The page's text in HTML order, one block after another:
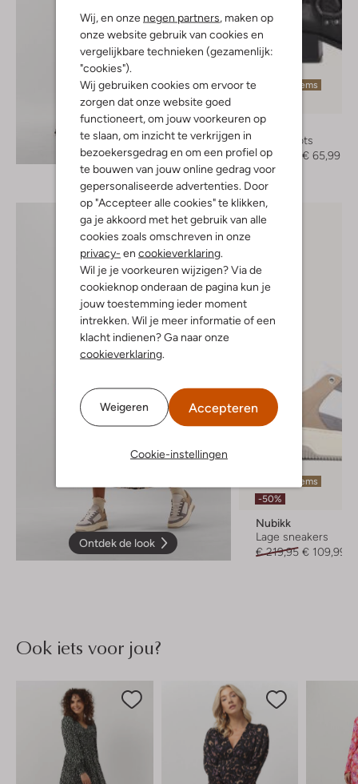
Wij, en onze negen partners , maken op
onze website gebruik van cookies en
vergelijkbare technieken (gezamenlijk:
"cookies").
Wij gebruiken cookies om ervoor te
zorgen dat onze website goed
functioneert, om jouw voorkeuren op
te slaan, om inzicht te verkrijgen in
bezoekersgedrag en om een profiel op
te bouwen van jouw online gedrag voor
gepersonaliseerde advertenties. Door
op "Accepteer alle cookies" te klikken,
ga je akkoord met het gebruik van alle
cookies zoals omschreven in onze
privacy- en cookieverklaring
Wil je je voorkeuren wijzigen? Via de
cookieknop onderaan de pagina kun je
jouw toestemming ieder moment
intrekken. Wil je meer informatie of een
klacht indienen? Ga naar onze
cookieverklaring
Weigeren Accepteren
Cookie-instellingen
Ontdek de look
Laatste items
Bronx
Biker boots
€ 219,95
€ 65,99
Ontdek de look
Laatste items
-50%
Nubikk
Lage sneakers
€ 219,95 € 109,99
Ook iets voor jou?